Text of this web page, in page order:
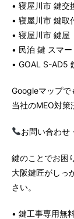
• 寝屋川市 鍵交
• 寝屋川市 鍵取
• 寝屋川市 鍵屋
• 民泊 鍵 スマー
• GOAL S-AD5
Googleマップで
当社のMEO対策
お問い合わせ
鍵のことでお困
大阪鍵匠がしっ
さい。
• 鍵工事専用無